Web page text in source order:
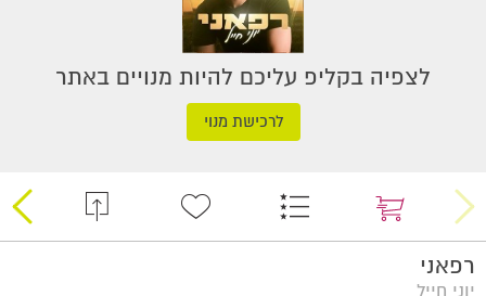
לצפיה בקליפ עליכם להיות מנויים באתר
לרכישת מנוי
רפאני
יוני חייל